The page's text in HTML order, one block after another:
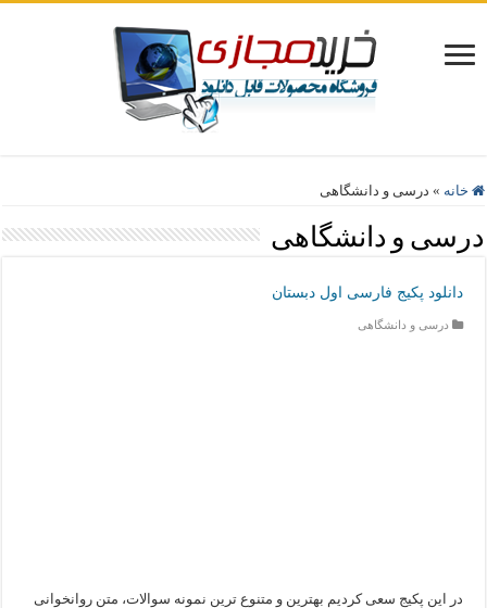
خانه » درسی و دانشگاهی
درسی و دانشگاهی
دانلود پکیج فارسی اول دبستان
درسی و دانشگاهی
در این پکیج سعی کردیم بهترین و متنوع ترین نمونه سوالات، متن روانخوانی